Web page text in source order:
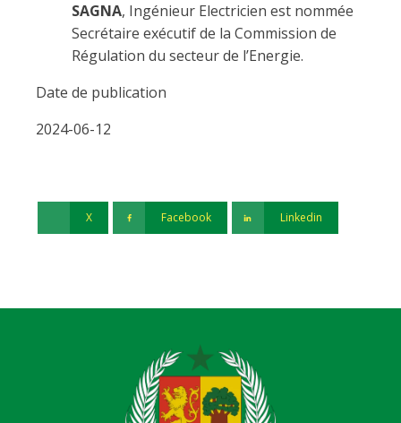
SAGNA, Ingénieur Electricien est nommée
Secrétaire exécutif de la Commission de
Régulation du secteur de l’Energie.
Date de publication
2024-06-12
X Facebook Linkedin